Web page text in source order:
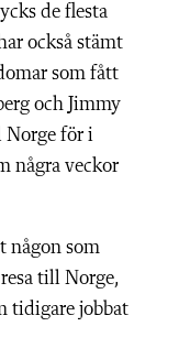
de flesta
också stämt
som fått
och Jimmy
Norge för i
några veckor
någon som
till Norge,
tidigare jobbat